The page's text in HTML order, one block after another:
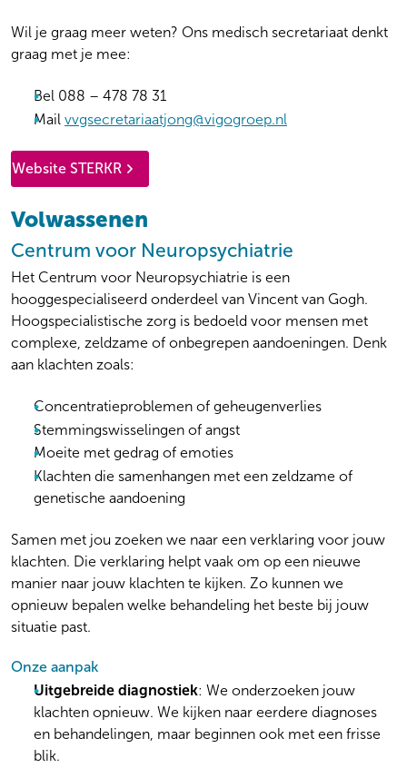
Wil je graag meer weten? Ons medisch secretariaat denkt
graag met je mee:
Bel 088 – 478 78 31
Mail vvgsecretariaatjong@vigogroep.nl
Website STERKR
Volwassenen
Centrum voor Neuropsychiatrie
Het Centrum voor Neuropsychiatrie is een
hooggespecialiseerd onderdeel van Vincent van Gogh.
Hoogspecialistische zorg is bedoeld voor mensen met
complexe, zeldzame of onbegrepen aandoeningen. Denk
aan klachten zoals:
Concentratieproblemen of geheugenverlies
Stemmingswisselingen of angst
Moeite met gedrag of emoties
Klachten die samenhangen met een zeldzame of
genetische aandoening
Samen met jou zoeken we naar een verklaring voor jouw
klachten. Die verklaring helpt vaak om op een nieuwe
manier naar jouw klachten te kijken. Zo kunnen we
opnieuw bepalen welke behandeling het beste bij jouw
situatie past.
Onze aanpak
Uitgebreide diagnostiek: We onderzoeken jouw
klachten opnieuw. We kijken naar eerdere diagnoses
en behandelingen, maar beginnen ook met een frisse
blik.